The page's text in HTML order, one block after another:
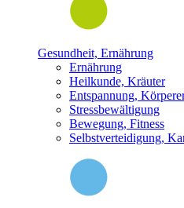
Gesundheit, Ernährung
Ernährung
Heilkunde, Kräuter
Entspannung,
Stressbewältigung
Bewegung, Fitness
Selbstverteidigung,